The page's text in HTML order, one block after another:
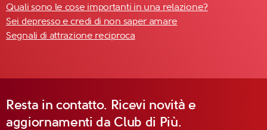
Quali sono le cose importanti in una relazione?
Sei depresso e credi di non saper amare
Segnali di attrazione reciproca
Resta in contatto. Ricevi novità e
aggiornamenti da Club di Più.